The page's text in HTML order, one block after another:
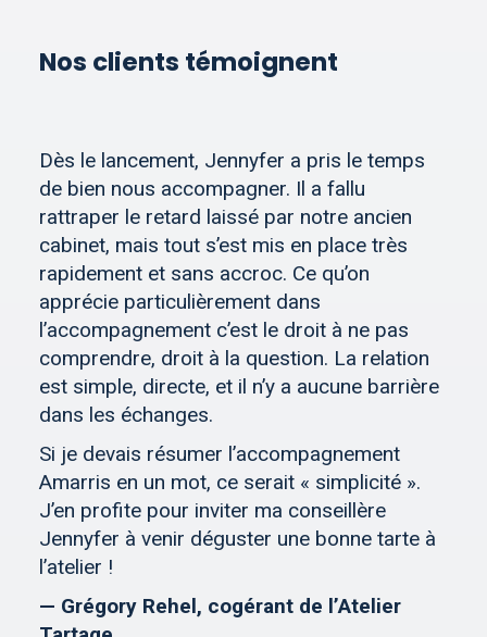
Nos clients témoignent
Dès le lancement, Jennyfer a pris le temps
de bien nous accompagner. Il a fallu
rattraper le retard laissé par notre ancien
cabinet, mais tout s’est mis en place très
rapidement et sans accroc. Ce qu’on
apprécie particulièrement dans
l’accompagnement c’est le droit à ne pas
comprendre, droit à la question. La relation
est simple, directe, et il n’y a aucune barrière
dans les échanges.
Si je devais résumer l’accompagnement
Amarris en un mot, ce serait « simplicité ».
J’en profite pour inviter ma conseillère
Jennyfer à venir déguster une bonne tarte à
l’atelier !
— Grégory Rehel, cogérant de l’Atelier